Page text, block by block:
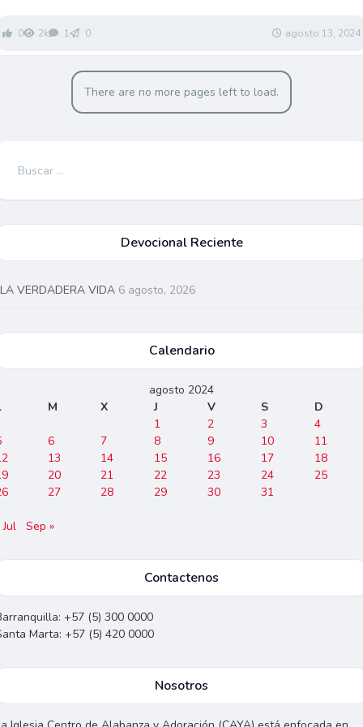
0 2k 1 0 agosto 13, 2024
There are no more pages left to load.
Buscar:
Devocional Reciente
LA VERDADERA VIDA 6 agosto, 2026
Calendario
agosto 2024
M X J V S
D
1
2 3
4
6 7 8 9 10
11
13 14 15 16 17
18
20 21 22 23 24
25
27 28 29 30 31
Jul Sep »
Contactenos
+57 (5) 300 0000
Marta: +57 (5) 420 0000
Nosotros